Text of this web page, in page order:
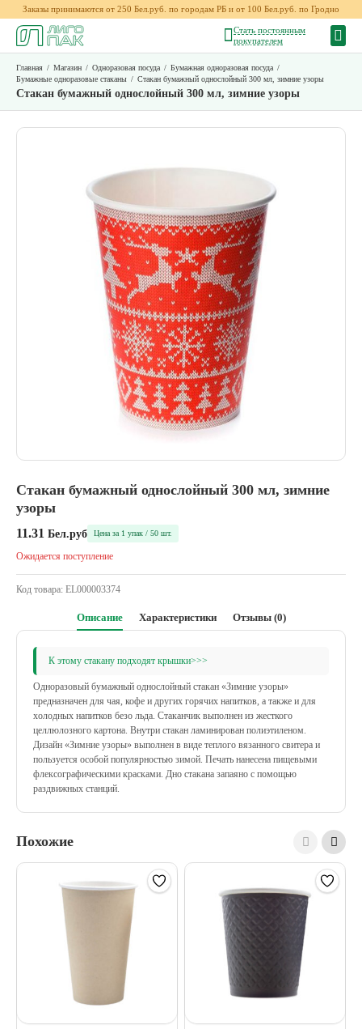
Заказы принимаются от 250 Бел.руб. по городам РБ и от 100 Бел.руб. по Гродно
Стать постоянным
покупателем
Главная / Магазин / Одноразовая посуда / Бумажная одноразовая посуда /
Бумажные одноразовые стаканы / Стакан бумажный однослойный 300 мл, зимние узоры
Стакан бумажный однослойный 300 мл, зимние узоры
Стакан бумажный однослойный 300 мл, зимние
узоры
11.31 Бел.руб Цена за 1 упак / 50 шт.
Ожидается поступление
Код товара: EL000003374
Описание Характеристики Отзывы (0)
К этому стакану подходят крышки>>>
Одноразовый бумажный однослойный стакан «Зимние узоры»
предназначен для чая, кофе и других горячих напитков, а также и для
холодных напитков безо льда. Стаканчик выполнен из жесткого
целлюлозного картона. Внутри стакан ламинирован полиэтиленом.
Дизайн «Зимние узоры» выполнен в виде теплого вязанного свитера и
пользуется особой популярностью зимой. Печать нанесена пищевыми
флексографическими красками. Дно стакана запаяно с помощью
раздвижных станций.
Похожие